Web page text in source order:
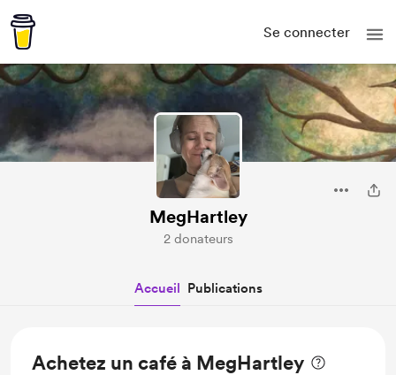
Se connecter
MegHartley
2 donateurs
Accueil Publications
Achetez un café à MegHartley